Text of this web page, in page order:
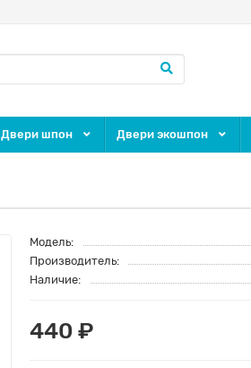
Двери шпон Двери экошпон
Модель:
Производитель:
Наличие:
440 ₽